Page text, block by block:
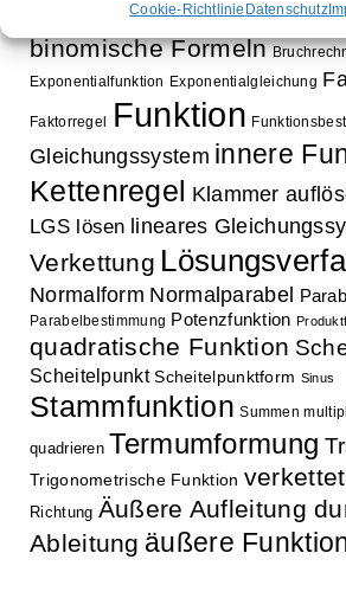
Cookie-Richtlinie Datenschutz
Ausmultiplizieren
binomische Formeln
Exponentialfunktion
Exponentialgleichung
Faktorregel Funktion
Gleichungssystem innere
Kettenregel Klammer
LGS lösen lineares
Verkettung
Normalform Normalparabel
Parabelbestimmung Potenzfunktion
quadratische Funktion
Scheitelpunkt Scheitelpunktform Sinus
Stammfunktion Summen
quadrieren Termumformung
Trigonometrische Funktion
Richtung Äußere Aufleitung
Ableitung äußere